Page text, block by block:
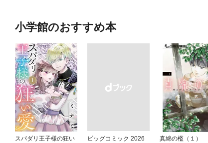
小学館のおすすめ本
スパダリ王子様の狂い
ビッグコミック 2026
真綿の檻（１）